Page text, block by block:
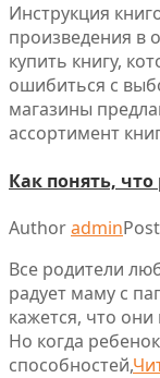
Инструкция
произведения в
купить книгу,
ошибиться с
магазины
ассортимент
Как понять,
Authoradmin
Все родители
радует маму с
кажется, что
Но когда
способностей,